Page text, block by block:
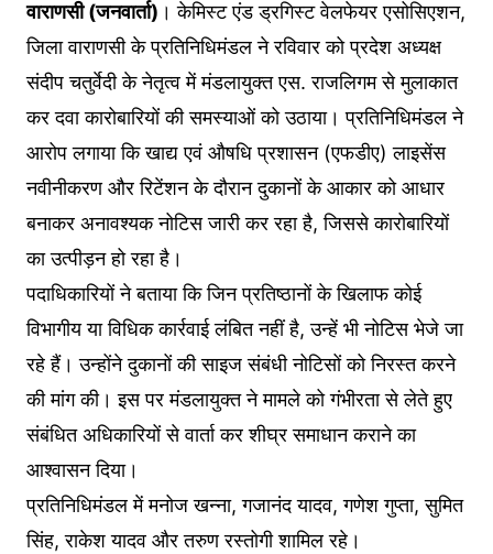
वाराणसी (जनवार्ता) । केमिस्ट एंड ड्रगिस्ट वेलफेयर एसोसिएशन,
जिला वाराणसी के प्रतिनिधिमंडल ने रविवार को प्रदेश अध्यक्ष
संदीप चतुर्वेदी के नेतृत्व में मंडलायुक्त एस. राजलिगम से मुलाकात
कर दवा कारोबारियों की समस्याओं को उठाया। प्रतिनिधिमंडल ने
आरोप लगाया कि खाद्य एवं औषधि प्रशासन (एफडीए) लाइसेंस
नवीनीकरण और रिटेंशन के दौरान दुकानों के आकार को आधार
बनाकर अनावश्यक नोटिस जारी कर रहा है, जिससे कारोबारियों
का उत्पीड़न हो रहा है।
पदाधिकारियों ने बताया कि जिन प्रतिष्ठानों के खिलाफ कोई
विभागीय या विधिक कार्रवाई लंबित नहीं है, उन्हें भी नोटिस भेजे जा
रहे हैं। उन्होंने दुकानों की साइज संबंधी नोटिसों को निरस्त करने
की मांग की। इस पर मंडलायुक्त ने मामले को गंभीरता से लेते हुए
संबंधित अधिकारियों से वार्ता कर शीघ्र समाधान कराने का
आश्वासन दिया।
प्रतिनिधिमंडल में मनोज खन्ना, गजानंद यादव, गणेश गुप्ता, सुमित
सिंह, राकेश यादव और तरुण रस्तोगी शामिल रहे।